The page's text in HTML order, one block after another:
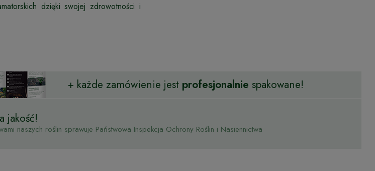
dzięki swojej zdrowotności i
+ każde zamówienie jest profesjonalnie spakowane!
jakość!
naszych roślin sprawuje Państwowa Inspekcja Ochrony Roślin i Nasiennictwa